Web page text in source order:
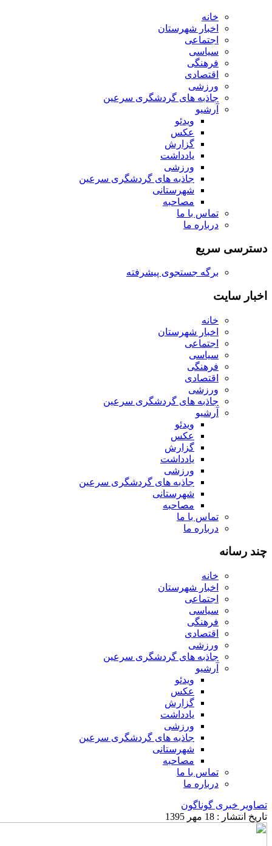
خانه
اخبار شهرستان
اجتماعی
سیاسی
فرهنگی
اقتصادی
ورزشی
جاذبه های گردشگری سرعین
آرشیو
ویدئو
عکس
گزارش
یادداشت
ورزشی
جاذبه های گردشگری سرعین
شهرستانی
مصاحبه
تماس با ما
درباره ما
دسترسی سریع
برگه جستجوی پیشرفته
اخبار سایت
خانه
اخبار شهرستان
اجتماعی
سیاسی
فرهنگی
اقتصادی
ورزشی
جاذبه های گردشگری سرعین
آرشیو
ویدئو
عکس
گزارش
یادداشت
ورزشی
جاذبه های گردشگری سرعین
شهرستانی
مصاحبه
تماس با ما
درباره ما
چند رسانه
خانه
اخبار شهرستان
اجتماعی
سیاسی
فرهنگی
اقتصادی
ورزشی
جاذبه های گردشگری سرعین
آرشیو
ویدئو
عکس
گزارش
یادداشت
ورزشی
جاذبه های گردشگری سرعین
شهرستانی
مصاحبه
تماس با ما
درباره ما
تصاویر خبری گوناگون
تاریخ انتشار : 18 مهر 1395